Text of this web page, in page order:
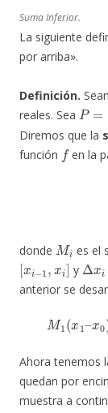
Suma Inferior.
La siguiente
por arriba».
Definición. Sean
reales. Sea
P={x
Diremos que la
función
f
en la
donde
Mi
es el
[xi−1 xi]
y
Δ xi
anterior se
M 1( 1– x
Ahora tenemos
quedan por
muestra a